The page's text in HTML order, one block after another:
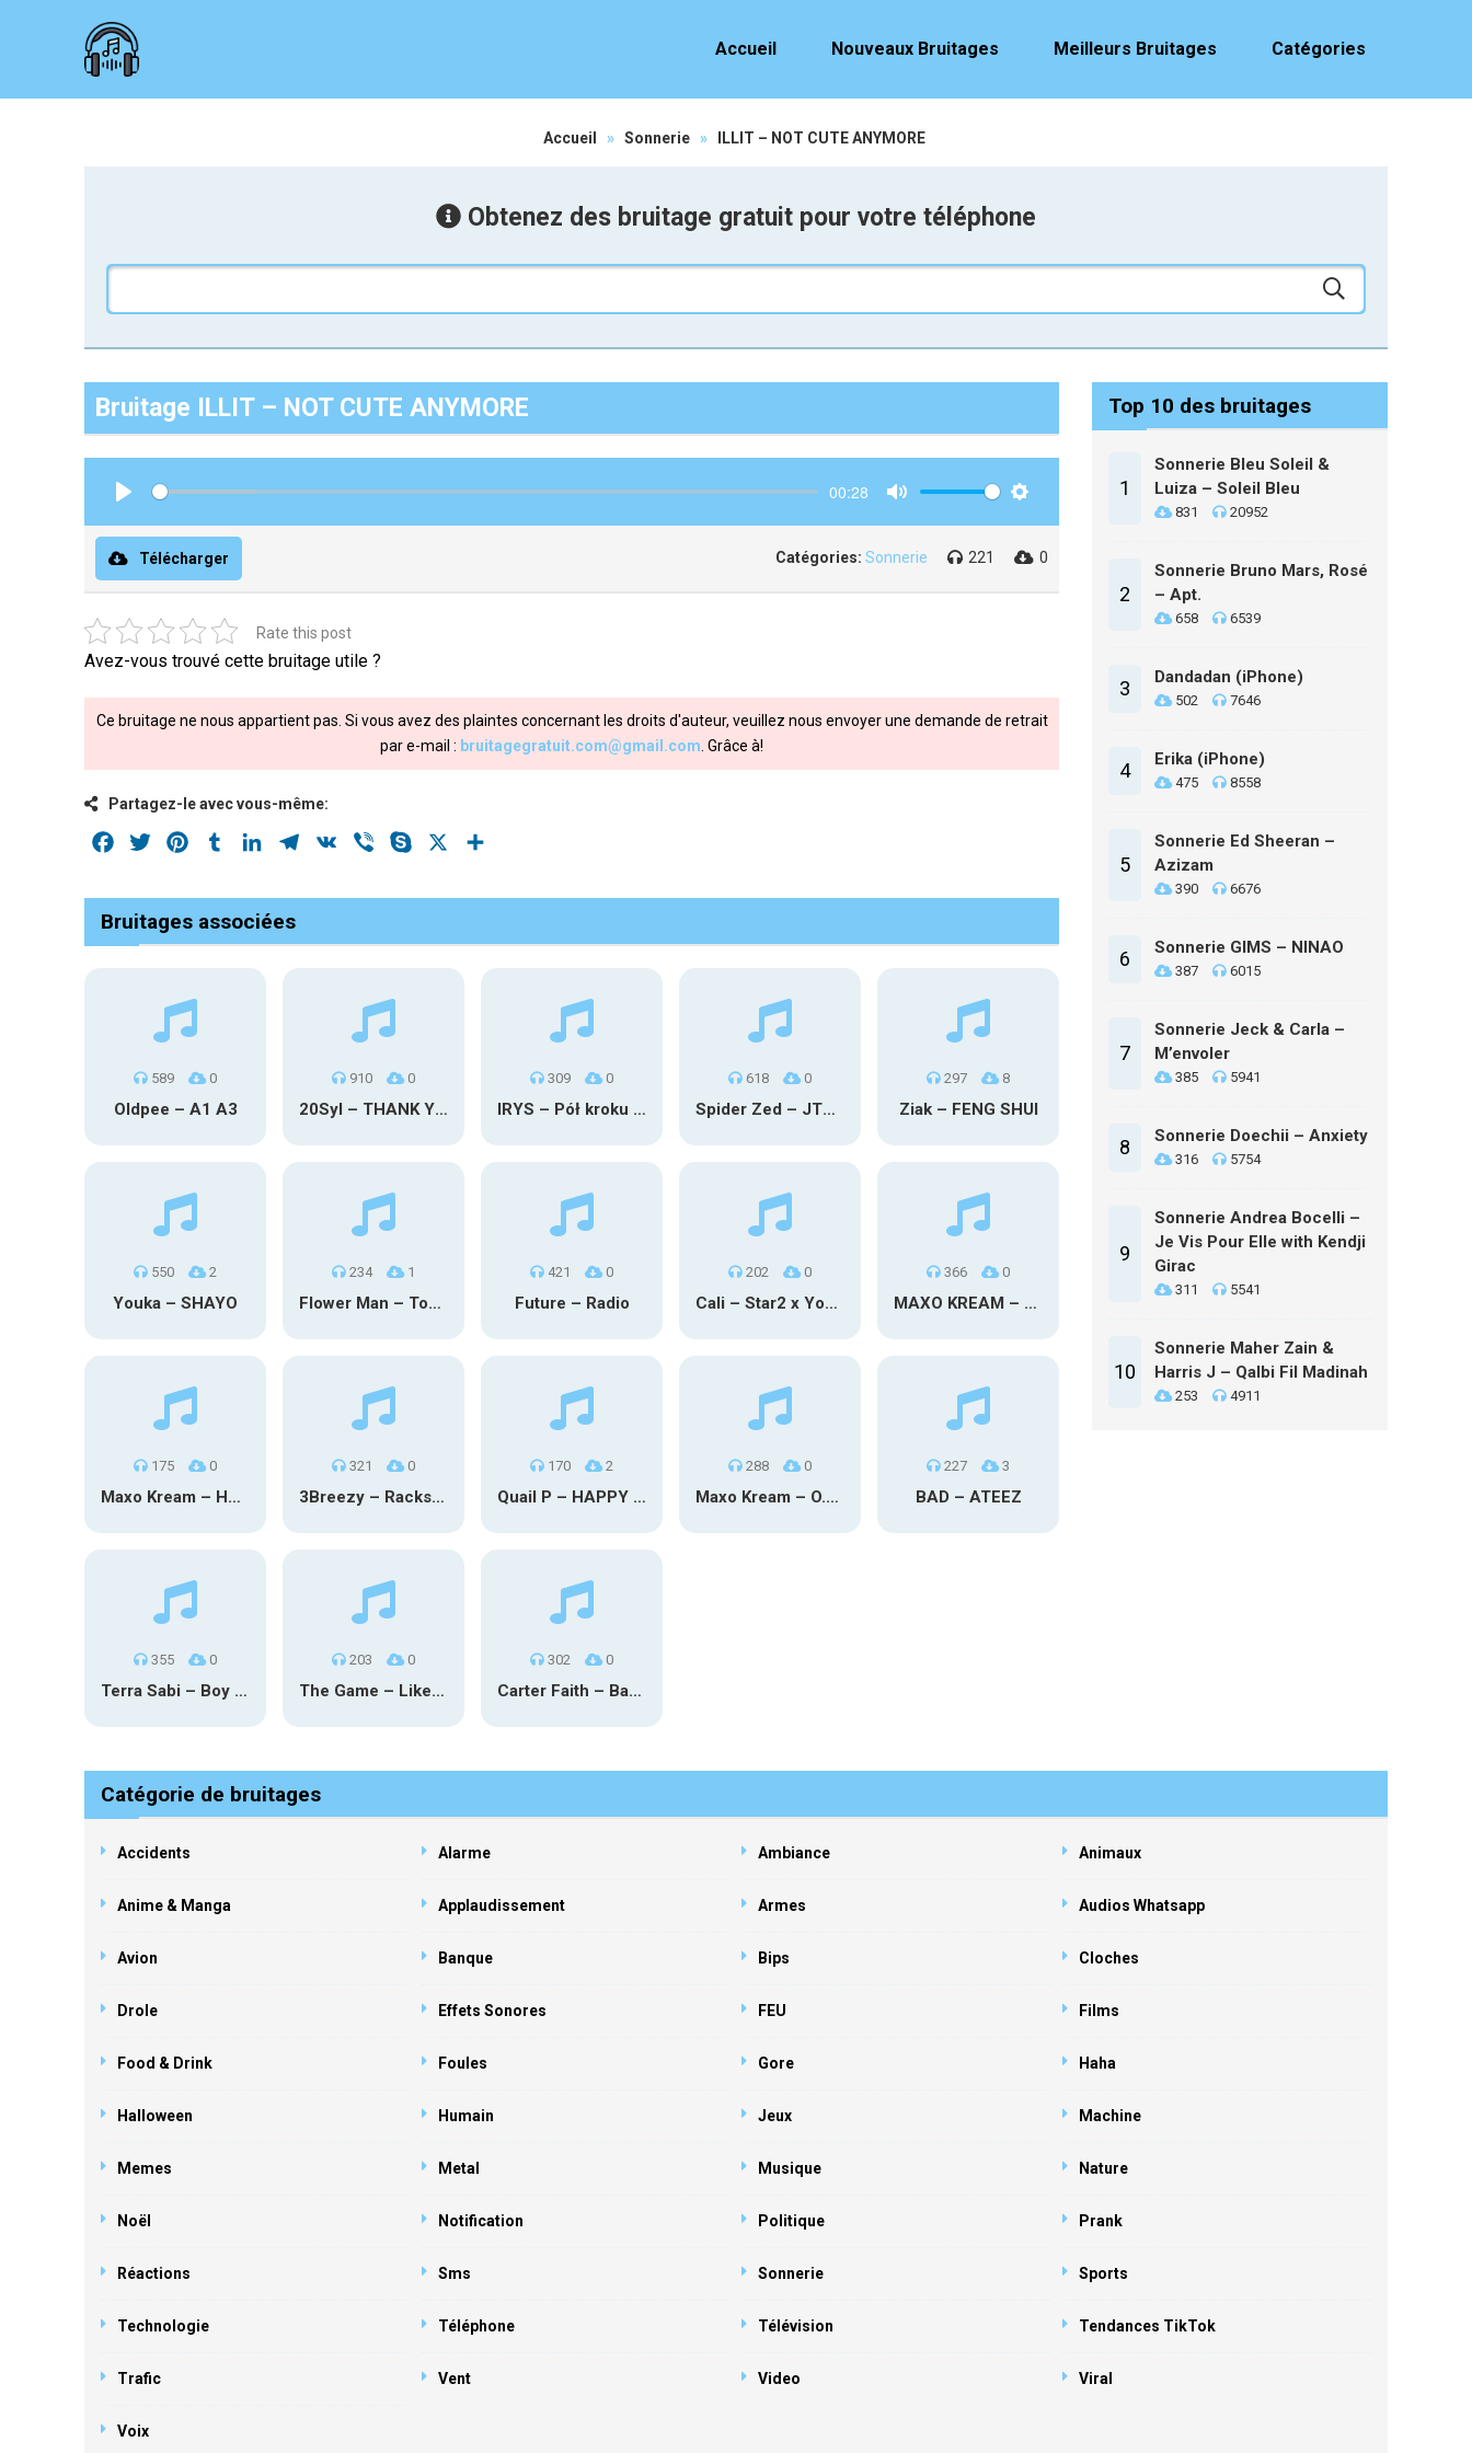
Accueil Nouveaux Bruitages Meilleurs Bruitages Catégories
Accueil » Sonnerie » ILLIT – NOT CUTE ANYMORE
Obtenez des bruitage gratuit pour votre téléphone
Bruitage ILLIT – NOT CUTE ANYMORE
00:28
Télécharger Catégories: Sonnerie 221 0
Rate this post
Avez-vous trouvé cette bruitage utile ?
Ce bruitage ne nous appartient pas. Si vous avez des plaintes concernant les droits d'auteur, veuillez nous envoyer une demande de retrait
par e-mail : bruitagegratuit.com@gmail.com . Grâce à!
Partagez-le avec vous-même:
Facebook
Twitter PinterestTumblrLinkedInTelegram
VK Viber Skype
Bruitages associées
589 0
Oldpee – A1 A3
910 0
20Syl – THANK YOU
309 0
IRYS – Pół kroku stąd
618 0
Spider Zed – JTM OU TG
297 8
Ziak – FENG SHUI
550 2
Youka – SHAYO
234 1
Flower Man – Toby Fox
421 0
Future – Radio
202 0
Cali – Star2 x Young Henny
366 0
MAXO KREAM – 6 MONTHS CLEAN
175 0
Maxo Kream – HOW TF I’M LUCKY
321 0
3Breezy – Racks On You
170 2
Quail P – HAPPY TEARS
288 0
Maxo Kream – O.Y.N
227 3
BAD – ATEEZ
355 0
Terra Sabi – Boy Game X Marcia Cruz
203 0
The Game – Like Father Like Daughter
302 0
Carter Faith – Bar Star Vevo
Top 10 des bruitages
1
Sonnerie Bleu Soleil &
Luiza – Soleil Bleu
831 20952
2
Sonnerie Bruno Mars, Rosé
– Apt.
658 6539
3 Dandadan (iPhone)
502 7646
4 Erika (iPhone)
475 8558
5
Sonnerie Ed Sheeran –
Azizam
390 6676
6 Sonnerie GIMS – NINAO
387 6015
7
Sonnerie Jeck & Carla –
M’envoler
385 5941
8 Sonnerie Doechii – Anxiety
316 5754
9
Sonnerie Andrea Bocelli –
Je Vis Pour Elle with Kendji
Girac
311 5541
10
Sonnerie Maher Zain &
Harris J – Qalbi Fil Madinah
253 4911
Catégorie de bruitages
Accidents Alarme Ambiance Animaux
Anime & Manga Applaudissement Armes Audios Whatsapp
Avion Banque Bips Cloches
Drole Effets Sonores FEU Films
Food & Drink Foules Gore Haha
Halloween Humain Jeux Machine
Memes Metal Musique Nature
Noël Notification Politique Prank
Réactions Sms Sonnerie Sports
Technologie Téléphone Télévision Tendances TikTok
Trafic Vent Video Viral
Voix